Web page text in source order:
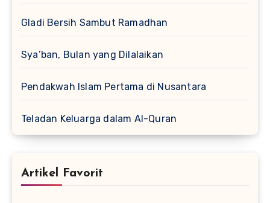
Gladi Bersih Sambut Ramadhan
Sya’ban, Bulan yang Dilalaikan
Pendakwah Islam Pertama di Nusantara
Teladan Keluarga dalam Al-Quran
Artikel Favorit